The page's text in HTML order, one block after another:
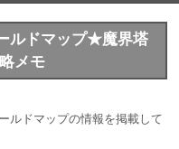
ルドマップ★魔界塔
メモ
ルドマップの情報を掲載して